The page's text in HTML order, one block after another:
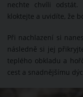
nechte chvíli odstát.
kloktejte a uvidíte, že
Při nachlazení si
následně si jej
teplého obkladu a
cest a snadnějšímu